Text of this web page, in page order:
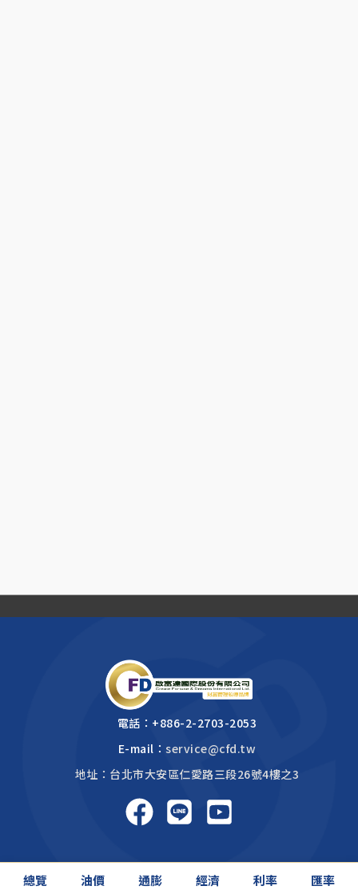
總覽 油價 通膨 經濟 利率 匯率
電話： +886-2-2703-2053
E-mail：service@cfd.tw
地址：台北市大安區仁愛路三段26號4樓之3
啟富達國際 2026 © All rights reserved.
網頁設計公司
: 振作國際